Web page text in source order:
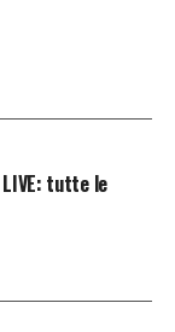
tutte le